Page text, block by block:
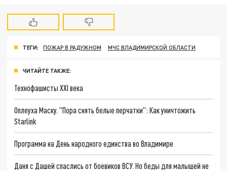
ТЕГИ: ПОЖАР В РАДУЖНОМ МЧС ВЛАДИМИРСКОЙ ОБЛАСТИ
ЧИТАЙТЕ ТАКЖЕ:
Технофашисты XXI века
Оплеуха Маску. "Пора снять белые перчатки": Как уничтожить
Starlink
Программа на День народного единства во Владимире
Даня с Дашей спаслись от боевиков ВСУ. Но беды для малышей не